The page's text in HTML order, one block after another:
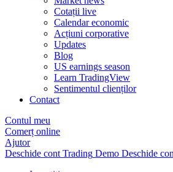
Cotații live
Calendar economic
Acțiuni corporative
Updates
Blog
US earnings season
Learn TradingView
Sentimentul clienților
Contact
Contul meu
Comerț online
Ajutor
Deschide cont Trading Demo Deschide